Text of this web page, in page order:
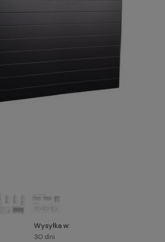
Wysyłka w:
30 dni